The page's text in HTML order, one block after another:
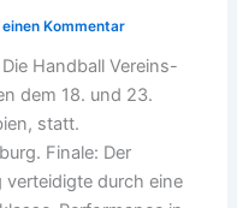
Kommentar
Handball Vereins-
dem 18. und 23.
statt.
Finale: Der
durch eine